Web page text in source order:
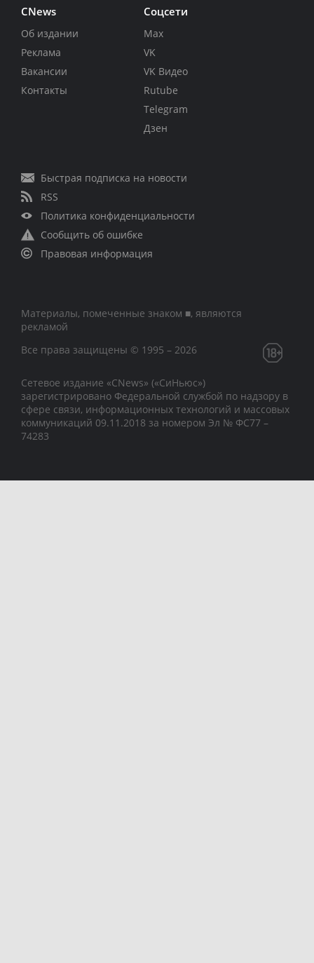
CNews
Об издании
Реклама
Вакансии
Контакты
Соцсети
Max
VK
VK Видео
Rutube
Telegram
Дзен
Быстрая подписка на новости
RSS
Политика конфиденциальности
Сообщить об ошибке
Правовая информация
Материалы, помеченные знаком ■, являются
рекламой
Все права защищены © 1995 – 2026
Сетевое издание «CNews» («СиНьюс»)
зарегистрировано Федеральной службой по надзору в
сфере связи, информационных технологий и массовых
коммуникаций 09.11.2018 за номером Эл № ФС77 –
74283